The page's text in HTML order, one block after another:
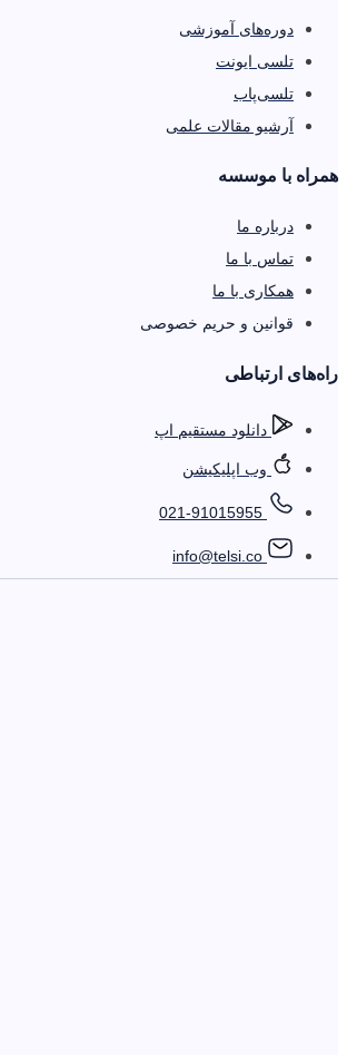
دوره‌های آموزشی
تلسی ایونت
تلسی‌پاب
آرشیو مقالات علمی
همراه با موسسه
درباره ما
تماس با ما
همکاری با ما
قوانین و حریم خصوصی
را‌ه‌های ارتباطی
دانلود مستقیم اپ
وب اپلیکیشن
021-91015955
info@telsi.co